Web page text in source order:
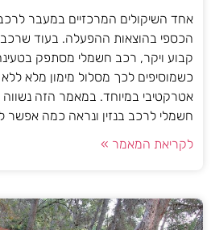
אחד השיקולים המרכזיים במעבר
הכספי בהוצאות ההפעלה. בעוד שרכבי
קבוע ויקר, רכב חשמלי מסתפק
כשמוסיפים לכך מסלול מימון מלא
אטרקטיבי במיוחד. במאמר הזה נשווה
חשמלי לרכב בנזין ונראה כמה אפשר
לקריאת המאמר »